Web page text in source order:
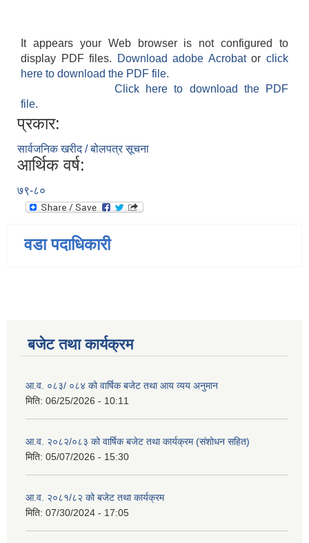
It appears your Web browser is not configured to
display PDF files.
Download adobe Acrobatorclick
here to download the PDF file.
Click here to download the PDF
file.
प्रकार:
सार्वजनिक खरीद / बोलपत्र सूचना
आर्थिक वर्ष:
७९-८०
वडा पदाधिकारी
बजेट तथा कार्यक्रम
आ.व. ०८३/ ०८४ को वार्षिक बजेट तथा आय व्यय अनुमान
मिति: 06/25/2026 - 10:11
आ.व. २०८२/०८३ को वार्षिक बजेट तथा कार्यक्रम (संशोधन सहित)
मिति: 05/07/2026 - 15:30
आ.व. २०८१/८२ को बजेट तथा कार्यक्रम
मिति: 07/30/2024 - 17:05